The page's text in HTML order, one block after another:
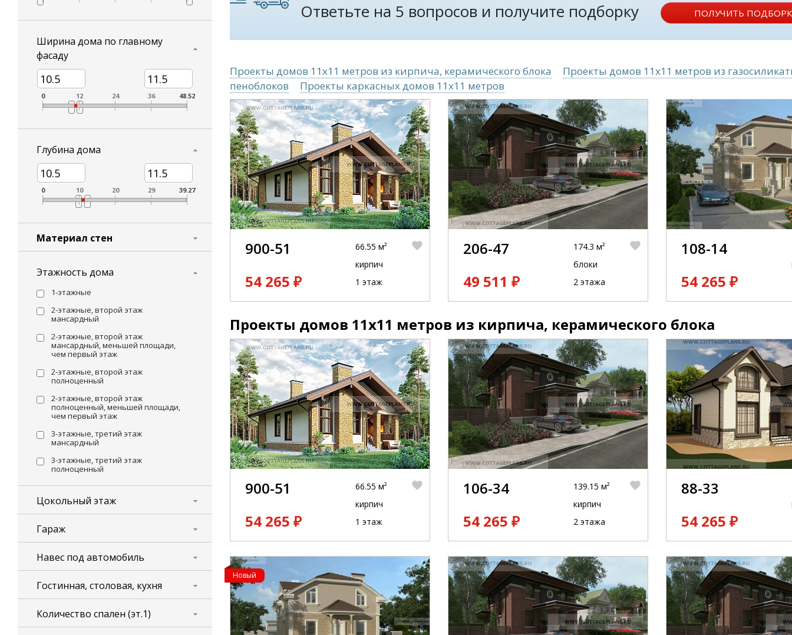
Ширина дома по главному
фасаду
0 12 24 36 48.52
Глубина дома
0 10 20 29 39.27
Материал стен
Этажность дома
1-этажные
2-этажные, второй этаж
мансардный
2-этажные, второй этаж
мансардный, меньшей площади,
чем первый этаж
2-этажные, второй этаж
полноценный
2-этажные, второй этаж
полноценный, меньшей площади,
чем первый этаж
3-этажные, третий этаж
мансардный
3-этажные, третий этаж
полноценный
Цокольный этаж
Гараж
Навес под автомобиль
Гостинная, столовая, кухня
Количество спален (эт.1)
Ответьте на 5 вопросов и получите подборку
ПОЛУЧИТЬ
Проекты домов 11x11 метров из кирпича, керамического блока
Проекты домов 11x11 метров из
пеноблоков
Проекты каркасных домов 11x11 метров
900-51
54 265 ₽
66.55 м²
кирпич
1 этаж
206-47
49 511 ₽
174.3 м²
блоки
2 этажа
108-14
54 265 ₽
Проекты домов 11x11 метров из кирпича, керамического блока
900-51
54 265 ₽
66.55 м²
кирпич
1 этаж
106-34
54 265 ₽
139.15 м²
кирпич
2 этажа
88-33
54 265 ₽
Новый